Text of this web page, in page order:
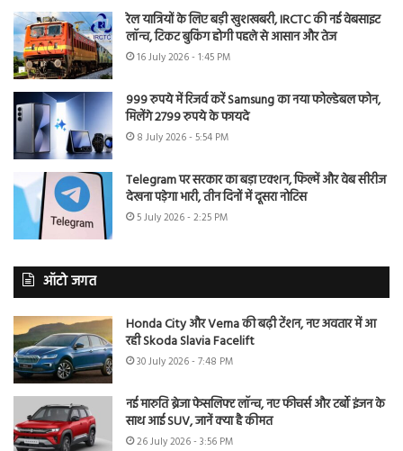
रेल यात्रियों के लिए बड़ी खुशखबरी, IRCTC की नई वेबसाइट
लॉन्च, टिकट बुकिंग होगी पहले से आसान और तेज
16 July 2026 - 1:45 PM
999 रुपये में रिजर्व करें Samsung का नया फोल्डेबल फोन,
मिलेंगे 2799 रुपये के फायदे
8 July 2026 - 5:54 PM
Telegram पर सरकार का बड़ा एक्शन, फिल्में और वेब सीरीज
देखना पड़ेगा भारी, तीन दिनों में दूसरा नोटिस
5 July 2026 - 2:25 PM
ऑटो जगत
Honda City और Verna की बढ़ी टेंशन, नए अवतार में आ
रही Skoda Slavia Facelift
30 July 2026 - 7:48 PM
नई मारुति ब्रेजा फेसलिफ्ट लॉन्च, नए फीचर्स और टर्बो इंजन के
साथ आई SUV, जानें क्या है कीमत
26 July 2026 - 3:56 PM